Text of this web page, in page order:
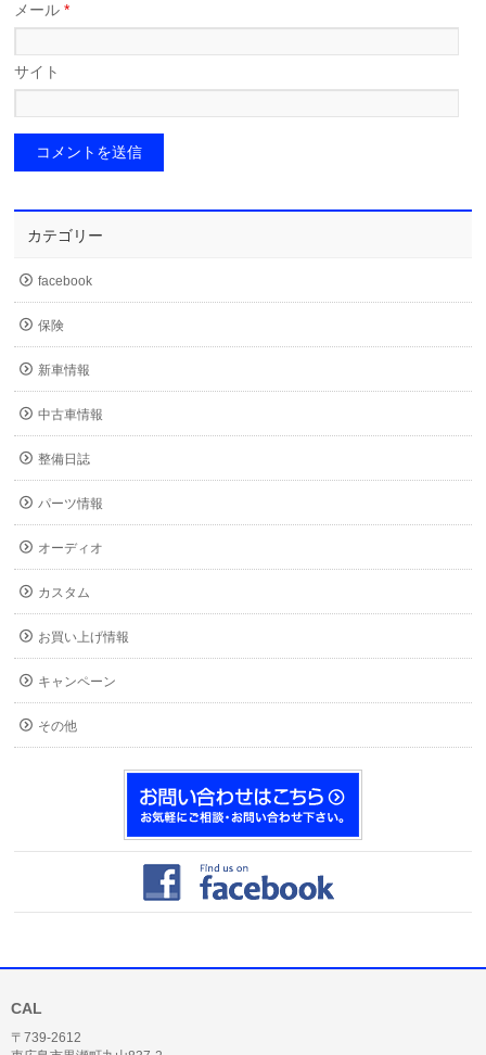
メール*
サイト
カテゴリー
facebook
保険
新車情報
中古車情報
整備日誌
パーツ情報
オーディオ
カスタム
お買い上げ情報
キャンペーン
その他
CAL
〒739-2612